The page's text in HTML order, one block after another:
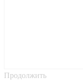
Продолжить